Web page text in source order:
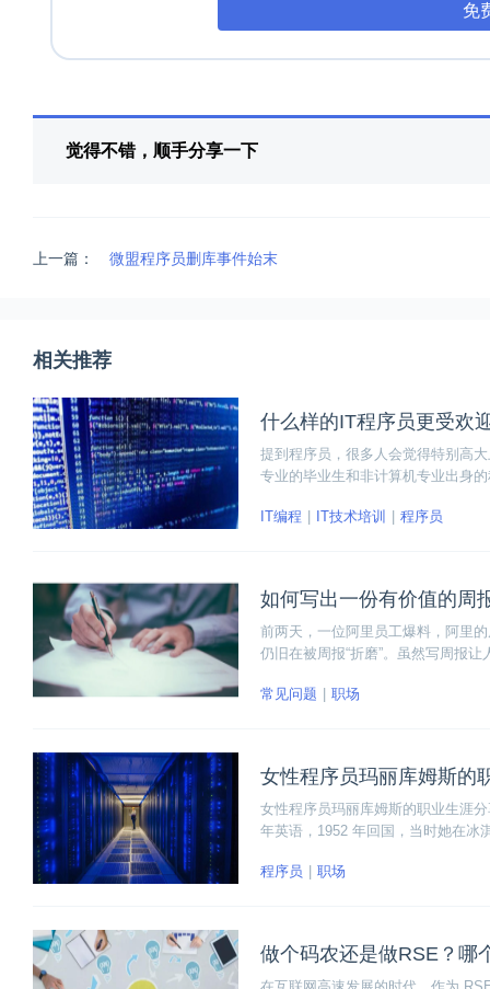
免
觉得不错，顺手分享一下
上一篇： 微盟程序员删库事件始末
相关推荐
什么样的IT程序员更受欢
提到程序员，很多人会觉得特别高
专业的毕业生和非计算机专业出身
IT编程
IT技术培训 程序员
如何写出一份有价值的周
前两天，一位阿里员工爆料，阿里
仍旧在被周报“折磨”。虽然写周报
常见问题
职场
女性程序员玛丽库姆斯的
女性程序员玛丽库姆斯的职业生涯
年英语，1952 年回国，当时她在冰
程序员
职场
做个码农还是做RSE？哪